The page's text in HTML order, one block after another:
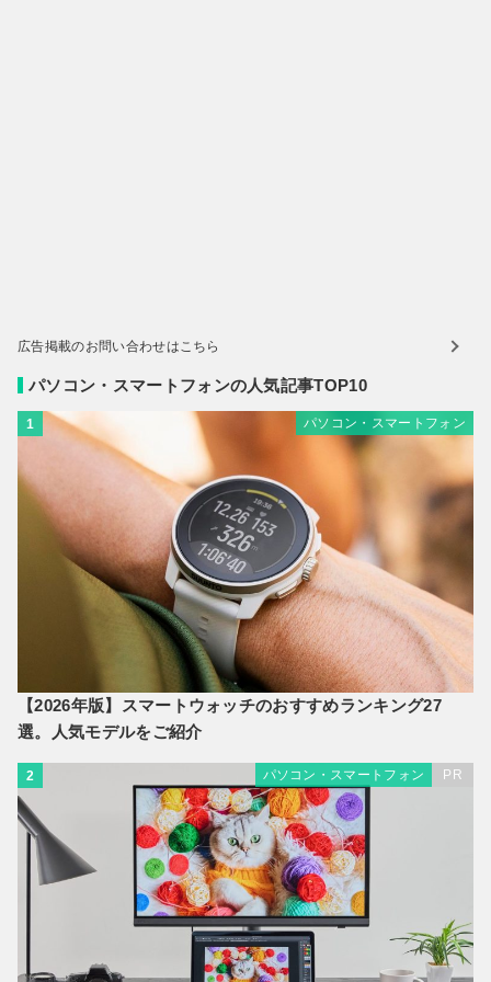
広告掲載のお問い合わせはこちら
パソコン・スマートフォンの人気記事TOP10
1 パソコン・スマートフォン
【2026年版】スマートウォッチのおすすめランキング27
選。人気モデルをご紹介
2 パソコン・スマートフォン PR